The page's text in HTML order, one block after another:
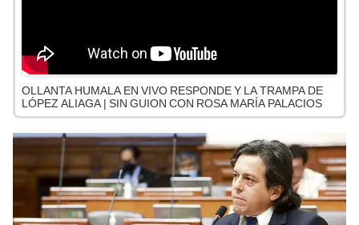
OLLANTA HUMALA EN VIVO RESPONDE Y LA TRAMPA DE
LÓPEZ ALIAGA | SIN GUION CON ROSA MARÍA PALACIOS